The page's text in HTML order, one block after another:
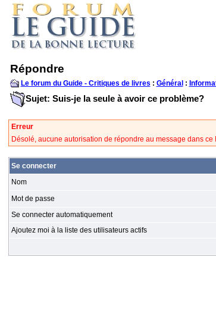
Répondre
Le forum du Guide - Critiques de livres : Général :
Sujet: Suis-je la seule à avoir ce problème?
Erreur
Désolé, aucune autorisation de répondre au message dans ce
Se connecter
Nom
Mot de passe
Se connecter automatiquement
Ajoutez moi à la liste des utilisateurs actifs